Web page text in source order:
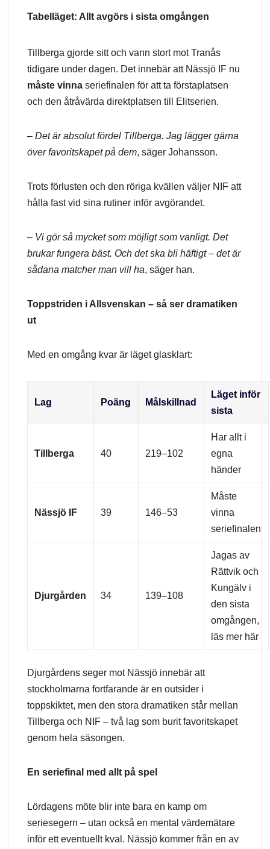
Tabelläget: Allt avgörs i sista omgången
Tillberga gjorde sitt och vann stort mot Tranås
tidigare under dagen. Det innebär att Nässjö IF nu
måste vinna seriefinalen för att ta förstaplatsen
och den åtråvärda direktplatsen till Elitserien.
– Det är absolut fördel Tillberga. Jag lägger gärna
över favoritskapet på dem, säger Johansson.
Trots förlusten och den röriga kvällen väljer NIF att
hålla fast vid sina rutiner inför avgörandet.
– Vi gör så mycket som möjligt som vanligt. Det
brukar fungera bäst. Och det ska bli häftigt – det är
sådana matcher man vill ha, säger han.
Toppstriden i Allsvenskan – så ser dramatiken
ut
Med en omgång kvar är läget glasklart:
Lag Poäng Målskillnad
Läget inför
sista
Tillberga 40 219–102
Har allt i
egna
händer
Nässjö IF 39 146–53
Måste
vinna
seriefinalen
Djurgården 34 139–108
Jagas av
Rättvik och
Kungälv i
den sista
omgången,
läs mer här
Djurgårdens seger mot Nässjö innebär att
stockholmarna fortfarande är en outsider i
toppskiktet, men den stora dramatiken står mellan
Tillberga och NIF – två lag som burit favoritskapet
genom hela säsongen.
En seriefinal med allt på spel
Lördagens möte blir inte bara en kamp om
seriesegern – utan också en mental värdemätare
inför ett eventuellt kval. Nässjö kommer från en av